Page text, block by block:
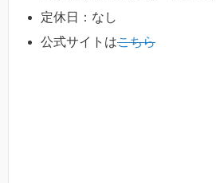
定休日：なし
公式サイトはこちら